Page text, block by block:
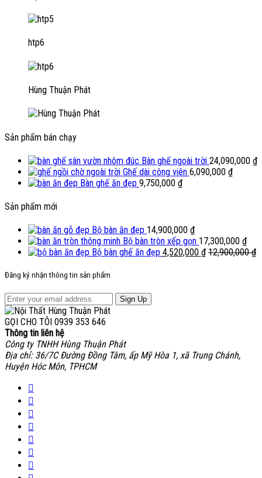
htp6
Hùng Thuận Phát
Sản phẩm bán chạy
Bàn ghế ngoài trời 24,090,000 ₫
Ghế dài công viên 6,090,000 ₫
Bàn ghế ăn đẹp 9,750,000 ₫
Sản phẩm mới
Bộ bàn ăn đẹp 14,900,000 ₫
Bộ bàn tròn xếp gọn 17,300,000 ₫
Bộ bàn ghế ăn đẹp 4,520,000 ₫ 12,900,000₫
Đăng ký nhận thông tin sản phẩm
Sign Up
GỌI CHO TÔI 0939 353 646
Thông tin liên hệ
Công ty TNHH Hùng Thuận Phát
Địa chỉ: 36/7C Đường Đồng Tâm, ấp Mỹ Hòa 1, xã Trung Chánh,
Huyện Hóc Môn, TPHCM